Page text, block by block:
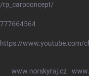
/rp_carpconcept/
777664564
https://www.youtube.com/
www.norskyraj.cz